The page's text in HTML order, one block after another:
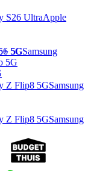
5G
5G
S26 UltraApple
5GSamsung
Z Flip8 5GSamsung
Z Flip8 5GSamsung